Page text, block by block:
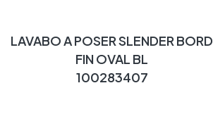
LAVABO A POSER SLENDER BORD
FIN OVAL BL
100283407